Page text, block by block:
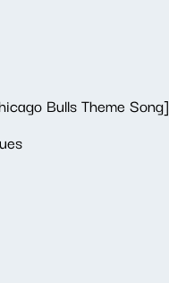
Bulls Theme Song]